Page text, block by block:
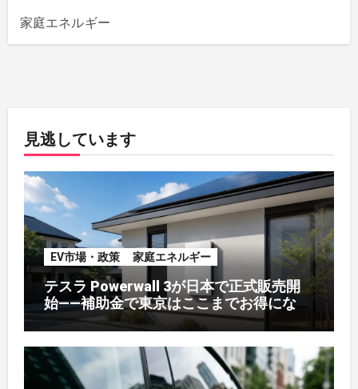
家庭エネルギー
見逃しています
EV市場・政策 家庭エネルギー
テスラ Powerwall 3が日本で正式販売開
始——補助金で東京はここまでお得になる
【2026年8月最新】